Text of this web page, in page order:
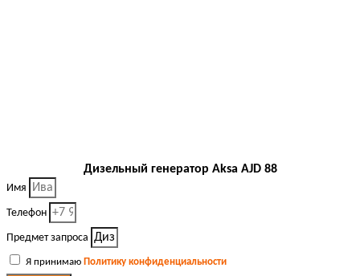
Дизельный генератор Aksa AJD 88
Имя
Телефон
Предмет запроса
Я принимаю Политику конфиденциальности